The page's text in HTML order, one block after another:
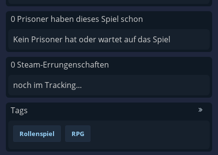
0 Prisoner haben dieses Spiel schon
Kein Prisoner hat oder wartet auf das Spiel
0 Steam-Errungenschaften
noch im Tracking...
Tags
Rollenspiel RPG